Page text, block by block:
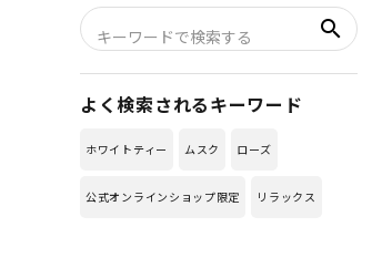
search
よく検索されるキーワード
ホワイトティー ムスク ローズ
公式オンラインショップ限定 リラックス